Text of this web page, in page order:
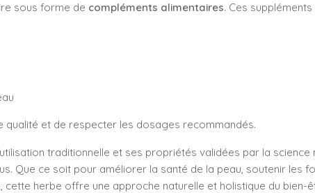
sous forme de compléments alimentaires. Ces
et de respecter les dosages recommandés.
traditionnelle et ses propriétés validées par la science
Que ce soit pour améliorer la santé de la peau, soutenir les
herbe offre une approche naturelle et holistique du bien-